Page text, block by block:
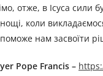
отже, в Ісуса
коли
нам засвоїти
Pope Francis –